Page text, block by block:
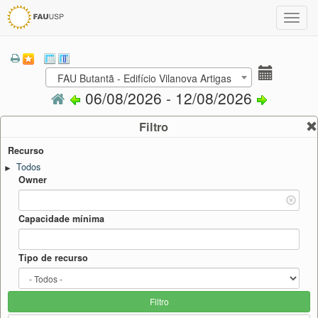
FAU Butantã - Edifício Vilanova Artigas
06/08/2026 - 12/08/2026
Filtro
Recurso
► Todos
Owner
Capacidade mínima
Tipo de recurso
Filtro